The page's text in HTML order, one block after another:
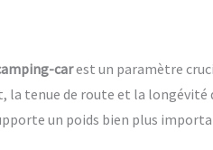
carest un paramètre
la tenue de route et la
un poids bien plus